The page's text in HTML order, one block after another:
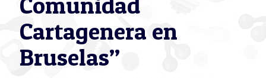
Cartagenera en
Bruselas”